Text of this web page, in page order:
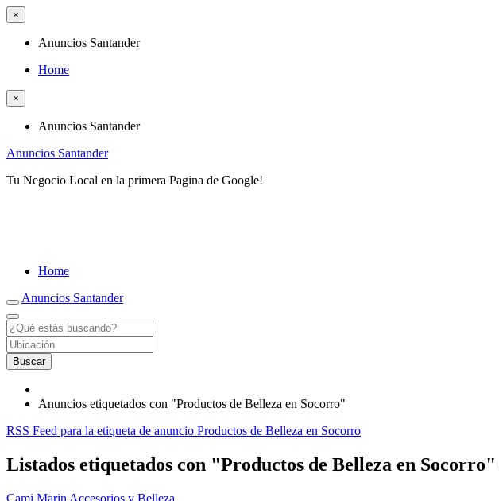
×
Anuncios Santander
Home
×
Anuncios Santander
Anuncios Santander
Tu Negocio Local en la primera Pagina de Google!
Home
Anuncios Santander
Buscar
Anuncios etiquetados con "Productos de Belleza en Socorro"
RSS Feed para la etiqueta de anuncio Productos de Belleza en Socorro
Listados etiquetados con "Productos de Belleza en Socorro"
Cami Marin Accesorios y Belleza